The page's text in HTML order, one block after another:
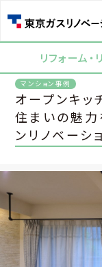
リフォーム
オープンキッ
住まいの魅力
ンリノベーシ